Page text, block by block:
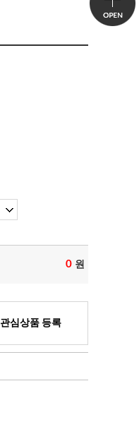
0 원
관심상품 등록